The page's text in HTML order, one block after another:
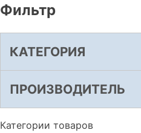
Фильтр
КАТЕГОРИЯ
ПРОИЗВОДИТЕЛЬ
Категории товаров